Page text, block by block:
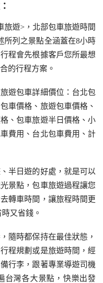
旅遊>，北部包車旅遊時間
所列之景點全涵蓋在8小時
程會先根據客戶您所最想
的行程方案。
遊包車詳細價位：台北包
車價格、旅遊包車價格、
、包車旅遊半日價格、小
費用、台北包車費用、計
半日遊的好處，就是可以
景點，包車旅遊過程讓您
轉車時間，讓旅程時間更
又省錢。
隨時都保持在最佳狀態，
程規劃或是旅遊時間，經
行李，跟著專業導遊司機
台灣各大景點，快樂出發